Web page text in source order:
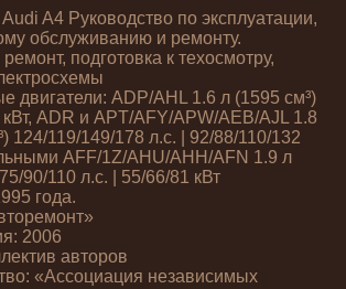
A4 Руководство по эксплуатации,
обслуживанию и ремонту.
подготовка к техосмотру,
двигатели: ADP/AHL 1.6 л (1595 см³)
ADR и APT/AFY/APW/AEB/AJL 1.8
124/119/149/178 л.с. | 92/88/110/132
AFF/1Z/AHU/AHH/AFN 1.9 л
90/110 л.с. | 55/66/81 кВт
года.
2006
авторов
«Ассоциация независимых